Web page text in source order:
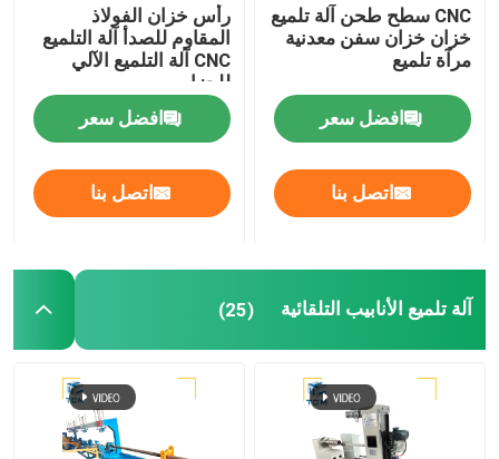
CNC سطح طحن آلة تلميع
خزان خزان سفن معدنية
مرآة تلميع
افضل سعر
اتصل بنا
رأس خزان الفولاذ
المقاوم للصدأ آلة التلميع
CNC آلة التلميع الآلي
للحزام
افضل سعر
اتصل بنا
آلة تلميع الأنابيب التلقائية (25)